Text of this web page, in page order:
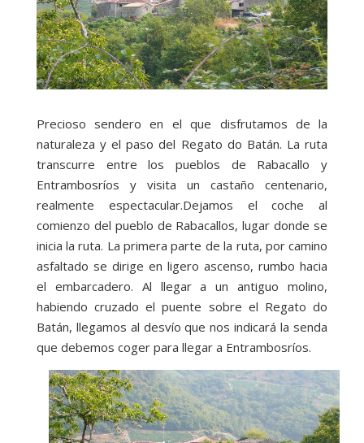
Precioso sendero en el que disfrutamos de la
naturaleza y el paso del Regato do Batán. La ruta
transcurre entre los pueblos de Rabacallo y
Entrambosríos y visita un castaño centenario,
realmente espectacular.Dejamos el coche al
comienzo del pueblo de Rabacallos, lugar donde se
inicia la ruta. La primera parte de la ruta, por camino
asfaltado se dirige en ligero ascenso, rumbo hacia
el embarcadero. Al llegar a un antiguo molino,
habiendo cruzado el puente sobre el Regato do
Batán, llegamos al desvío que nos indicará la senda
que debemos coger para llegar a Entrambosríos.